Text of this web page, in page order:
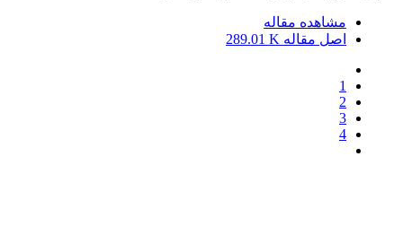
مشاهده مقاله
اصل مقاله 289.01 K
1
2
3
4